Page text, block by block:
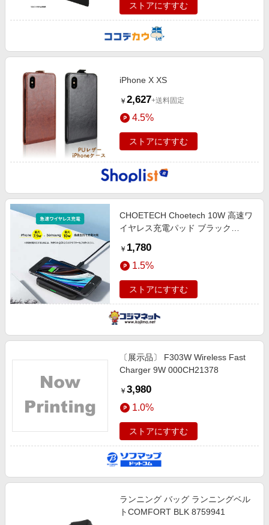
ストアにすすむ
iPhone X XS
￥ 2,627+送料固定
4.5%
ストアにすすむ
CHOETECH Choetech 10W 高速ワ
イヤレス充電パッド ブラック
￥ 1,780
1.5%
ストアにすすむ
〔展示品〕 F303W Wireless Fast
Charger 9W 000CH21378
￥ 3,980
1.0%
ストアにすすむ
ランニング バッグ ランニングベル
トCOMFORT BLK 8759941